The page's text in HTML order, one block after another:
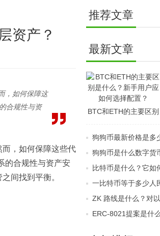
资产？
，如何保障这
合规性与资
，如何保障这些代
的合规性与资产安
间找到平衡。
推荐文章
最新文章
BTC和ETH的主要区别
何选择配置？
狗狗币最新价格是多
买入时机？
狗狗币是什么数字货
的最大区别是什么？
比特币是什么？它如
系？一比特币等于多少人
这么高？
ZK 路线是什么？对
ERC-8021提案是什